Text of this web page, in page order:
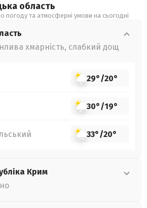
область
погоду та атмосферні умови на сьогодні
хмарність, слабкий дощ
29°/20°
30°/19°
33°/20°
Крим